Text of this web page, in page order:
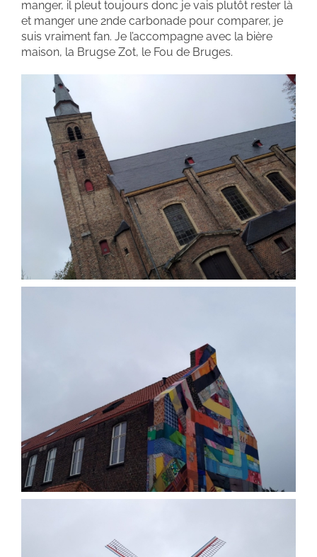
manger, il pleut toujours donc je vais plutôt rester là
et manger une 2nde carbonade pour comparer, je
suis vraiment fan. Je l’accompagne avec la bière
maison, la Brugse Zot, le Fou de Bruges.